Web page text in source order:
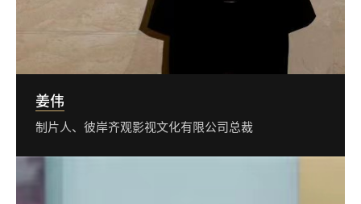
姜伟
制片人、彼岸齐观影视文化有限公司总裁